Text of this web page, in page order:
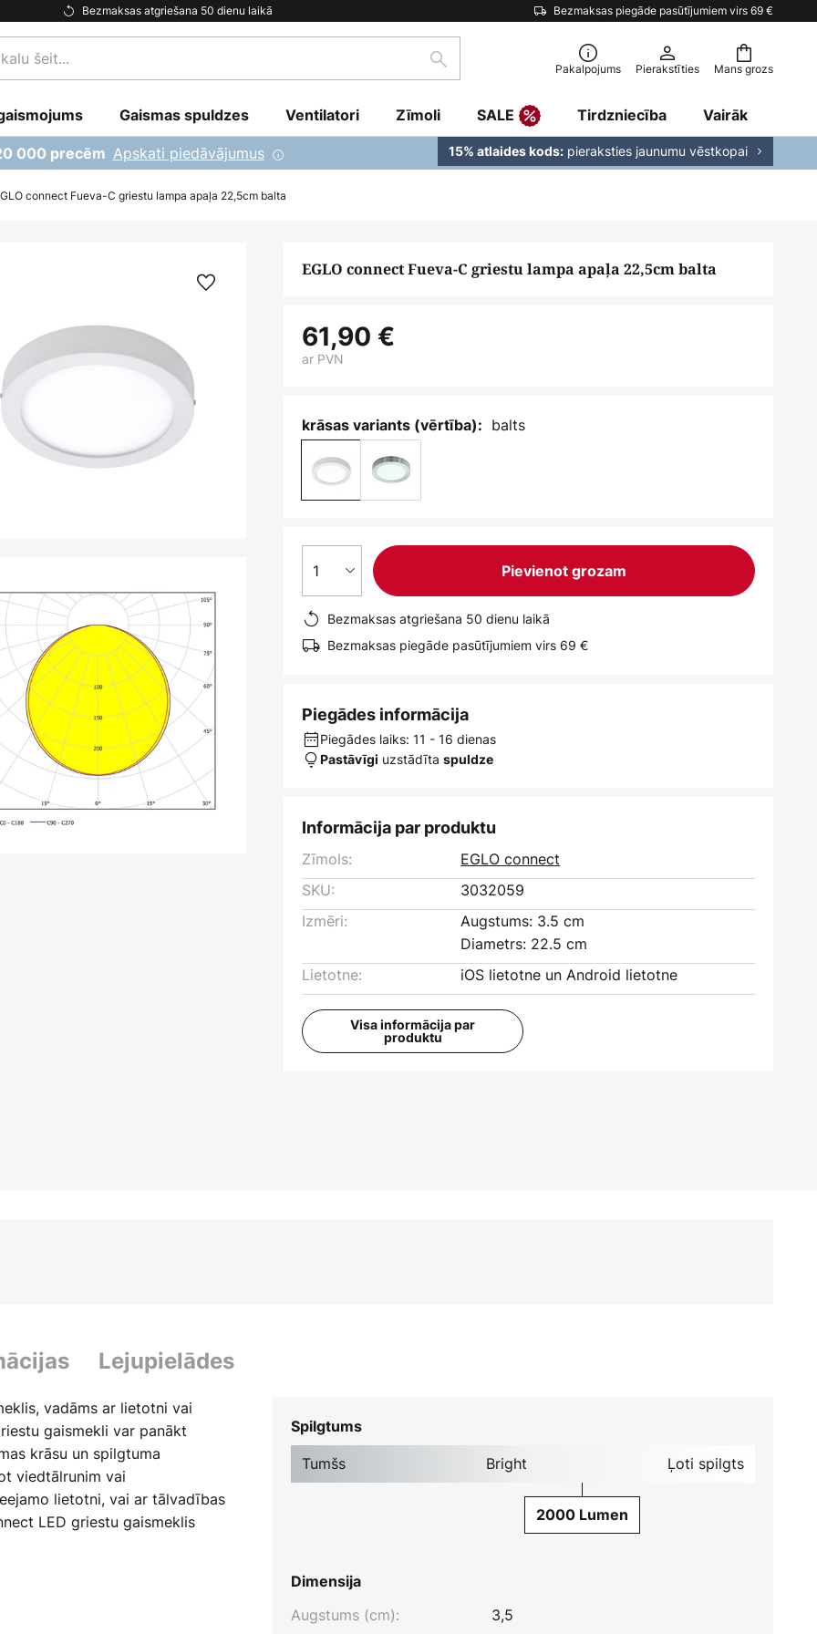
Bezmaksas atgriešana 50 dienu laikā Bezmaksas piegāde pasūtījumiem virs 69 €
Mans grozs
Meklēšana Pakalpojums Pierakstīties
Gaismas spuldzes Ventilatori Zīmoli SALE Tirdzniecība Vairāk
000 precēm Apskati piedāvājumus 15% atlaides kods: pieraksties jaunumu vēstkopai
connect Fueva-C griestu lampa apaļa 22,5cm balta
EGLO connect Fueva-C griestu lampa apaļa 22,5cm balta
61,90 €
ar PVN
krāsas variants (vērtība): balts
1 Pievienot grozam
Bezmaksas atgriešana 50 dienu laikā
Bezmaksas piegāde pasūtījumiem virs 69 €
Piegādes informācija
Piegādes laiks: 11 - 16 dienas
Pastāvīgi uzstādītaspuldze
Informācija par produktu
Zīmols:
EGLO connect
SKU:
3032059
Izmēri:
Augstums: 3.5 cm
Diametrs: 22.5 cm
Lietotne:
iOS lietotne un Android lietotne
Visa informācija par
produktu
Lejupielādes
vadāms ar lietotni vai
gaismekli var panākt
krāsu un spilgtuma
viedtālrunim vai
lietotni, vai ar tālvadības
LED griestu gaismeklis
nepārtraukti regulēt no silti
krāsas gaismu var
Spilgtums
Tumšs Bright Ļoti spilgts
2000 Lumen
Dimensija
Augstums (cm):
3,5